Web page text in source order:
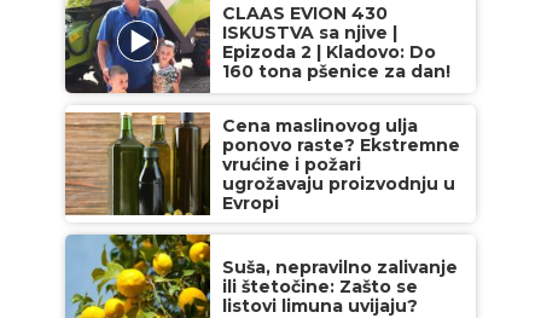
CLAAS EVION 430
ISKUSTVA sa njive |
Epizoda 2 | Kladovo: Do
160 tona pšenice za dan!
Cena maslinovog ulja
ponovo raste? Ekstremne
vrućine i požari
ugrožavaju proizvodnju u
Evropi
Suša, nepravilno zalivanje
ili štetočine: Zašto se
listovi limuna uvijaju?